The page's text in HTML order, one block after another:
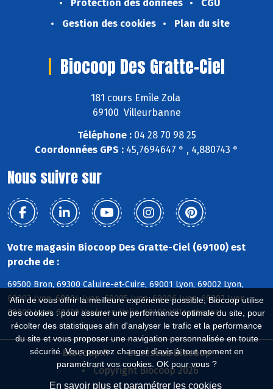
Afin de vous offrir la meilleure expérience possible, Biocoop utilise
des cookies : pour assurer une performance optimale du site, pour
récolter des statistiques afin d'analyser le trafic et la performance
du site et vous proposer une navigation personnalisée en toute
sécurité. Vous pouvez changer d'avis à tout moment en
paramétrant vos cookies. OK pour vous ?
En savoir plus et paramétrer les cookies
Protection des données
CGU
Gestion des cookies
Plan du site
Biocoop Des Gratte-Ciel
181 cours Emile Zola
69100 Villeurbanne
Téléphone :04 28 70 98 25
Coordonnées GPS : 45,7694647 ° , 4,880743 °
Nous suivre sur
Votre magasin Biocoop Des Gratte-Ciel (69100) est
proche de :
69500 Bron, 69300 Caluire-et-Cuire, 69001 Lyon, 69002 Lyon,
69003 Lyon, 69004 Lyon, 69005 Lyon, 69006 Lyon, 69007 Lyon,
69008 Lyon, 69120 Vaulx-en-Velin, 69100 Villeurbanne
Biocoop.fr
Le réseau Biocoop
Copyright Biocoop 2026